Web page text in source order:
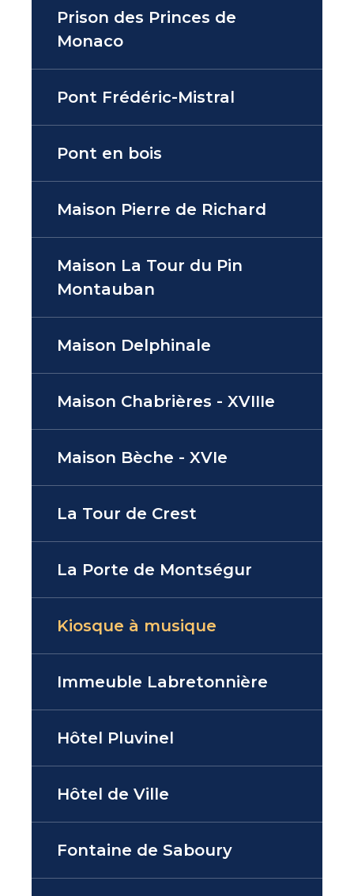
Prison des Princes de
Monaco
Pont Frédéric-Mistral
Pont en bois
Maison Pierre de Richard
Maison La Tour du Pin
Montauban
Maison Delphinale
Maison Chabrières - XVIIIe
Maison Bèche - XVIe
La Tour de Crest
La Porte de Montségur
Kiosque à musique
Immeuble Labretonnière
Hôtel Pluvinel
Hôtel de Ville
Fontaine de Saboury